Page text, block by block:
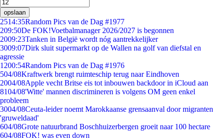
opslaan
2514:35Random Pics van de Dag #1977
209:50De FOK!Voetbalmanager 2026/2027 is begonnen
2009:23Tanken in België wordt nóg aantrekkelijker
3009:07Dirk sluit supermarkt op de Wallen na golf van diefstal en
agressie
1200:54Random Pics van de Dag #1976
504/08Kraftwerk brengt ruimteschip terug naar Eindhoven
2004/08Apple vecht Britse eis tot inbouwen backdoor in iCloud aan
8104/08'Witte' mannen discrimineren is volgens OM geen enkel
probleem
3004/08Ceuta-leider noemt Marokkaanse grensaanval door migranten
'gruweldaad'
604/08Grote natuurbrand Boschhuizerbergen groeit naar 100 hectare
604/08FOK! was even down